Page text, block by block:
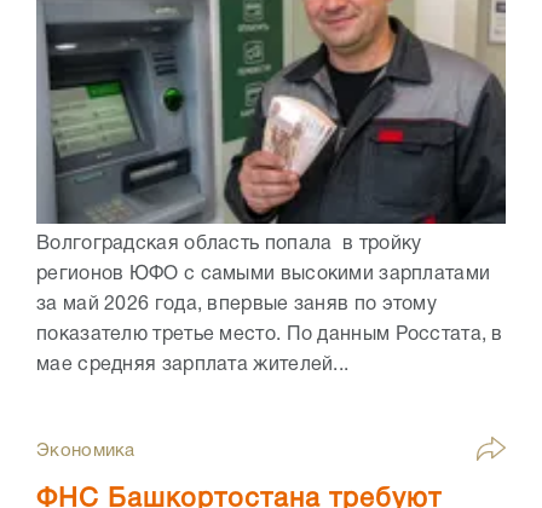
Волгоградская область попала в тройку
регионов ЮФО с самыми высокими зарплатами
за май 2026 года, впервые заняв по этому
показателю третье место. По данным Росстата, в
мае средняя зарплата жителей...
Экономика
ФНС Башкортостана требуют